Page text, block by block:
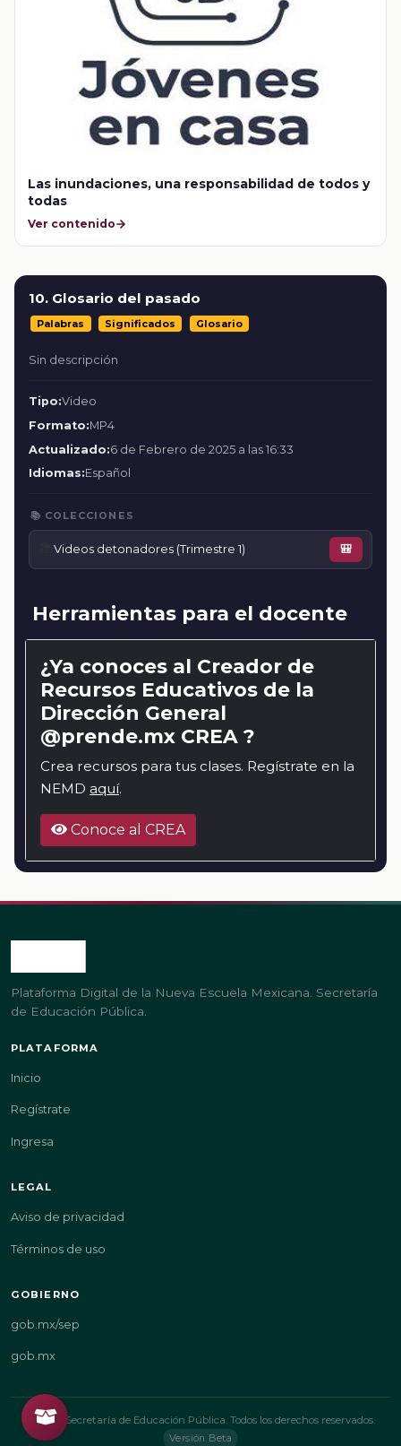
Las inundaciones, una responsabilidad de todos y
todas
Ver contenido
10. Glosario del pasado
Palabras Significados Glosario
Sin descripción
Tipo:Video
Formato:MP4
Actualizado:6 de Febrero de 2025 a las 16:33
Idiomas:Español
📚 COLECCIONES
📚Videos detonadores (Trimestre 1) 🎒
Herramientas para el docente
¿Ya conoces al Creador de
Recursos Educativos de la
Dirección General
@prende.mx CREA ?
Crea recursos para tus clases. Regístrate en la
NEMD aquí.
Conoce al CREA
Plataforma Digital de la Nueva Escuela Mexicana. Secretaría
de Educación Pública.
PLATAFORMA
Inicio
Regístrate
Ingresa
LEGAL
Aviso de privacidad
Términos de uso
GOBIERNO
gob.mx/sep
gob.mx
© 2026 Secretaría de Educación Pública. Todos los derechos reservados.
Versión Beta